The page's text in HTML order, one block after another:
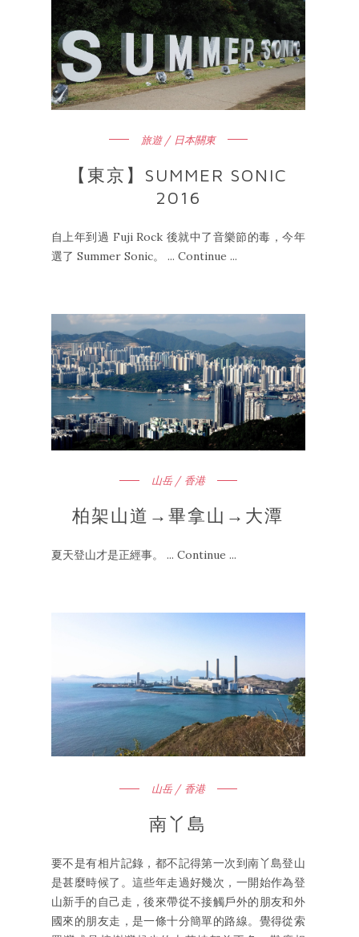
旅遊 / 日本關東
【東京】SUMMER SONIC
2016
自上年到過 Fuji Rock 後就中了音樂節的毒，今年
選了 Summer Sonic。 ... Continue ...
山岳 / 香港
柏架山道→畢拿山→大潭
夏天登山才是正經事。 ... Continue ...
山岳 / 香港
南丫島
要不是有相片記錄，都不記得第一次到南丫島登山
是甚麼時候了。這些年走過好幾次，一開始作為登
山新手的自己走，後來帶從不接觸戶外的朋友和外
國來的朋友走，是一條十分簡單的路線。覺得從索